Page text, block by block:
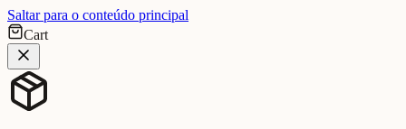
Saltar para o conteúdo principal
Cart